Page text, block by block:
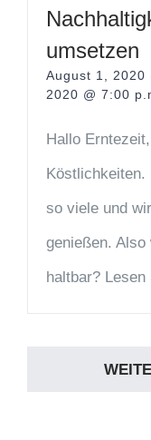
umsetzen
August 1, 2020
2020 @ 7:00
Hallo
so viele und
genießen.
haltbar? Lesen